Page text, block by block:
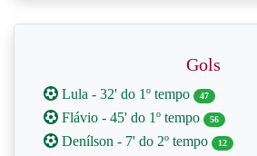
Gols
Lula - 32' do 1º tempo 47
Flávio - 45' do 1º tempo 56
Denílson - 7' do 2º tempo 12